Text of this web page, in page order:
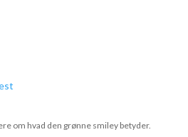
om hvad den grønne smiley betyder.